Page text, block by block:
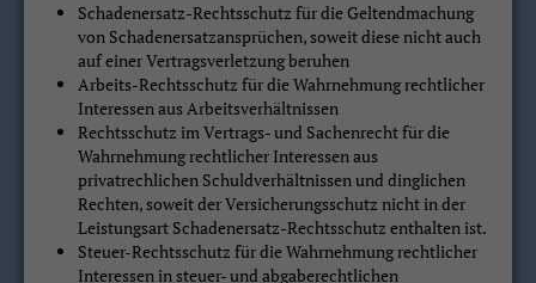
Schadenersatz-Rechtsschutz für die Geltendmachung
von Schadenersatzansprüchen, soweit diese nicht auch
auf einer Vertragsverletzung beruhen
Arbeits-Rechtsschutz für die Wahrnehmung rechtlicher
Interessen aus Arbeitsverhältnissen
Rechtsschutz im Vertrags- und Sachenrecht für die
Wahrnehmung rechtlicher Interessen aus
privatrechlichen Schuldverhältnissen und dinglichen
Rechten, soweit der Versicherungsschutz nicht in der
Leistungsart Schadenersatz-Rechtsschutz enthalten ist.
Steuer-Rechtsschutz für die Wahrnehmung rechtlicher
Interessen in steuer- und abgaberechtlichen